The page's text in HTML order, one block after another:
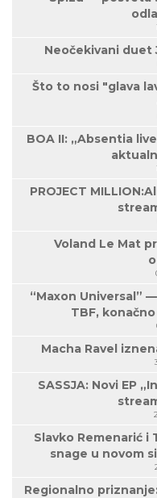
Neočekivani duet
Što to nosi "glava
BOA II: „Absentia
PROJECT
Voland Le Mat
“Maxon Universal”
TBF,
Macha Ravel
SASSJA: Novi EP
Slavko Remenarić i
snage u novom
Regionalno